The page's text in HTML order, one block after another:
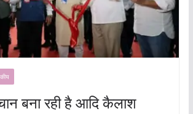
बना रही है आदि कैलाश